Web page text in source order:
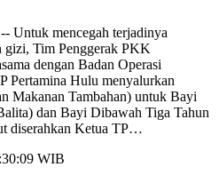
Untuk mencegah terjadinya
gizi, Tim Penggerak PKK
dengan Badan Operasi
Pertamina Hulu menyalurkan
Makanan Tambahan) untuk Bayi
dan Bayi Dibawah Tiga Tahun
diserahkan Ketua TP…
WIB